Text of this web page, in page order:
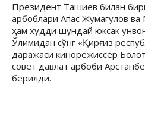
Президент Ташиев билан
арбоблари Апас Жумагулов
ҳам худди шундай юксак
Ўлимидан сўнг «Қирғиз
даражаси кинорежиссёр
совет давлат арбоби
берилди.